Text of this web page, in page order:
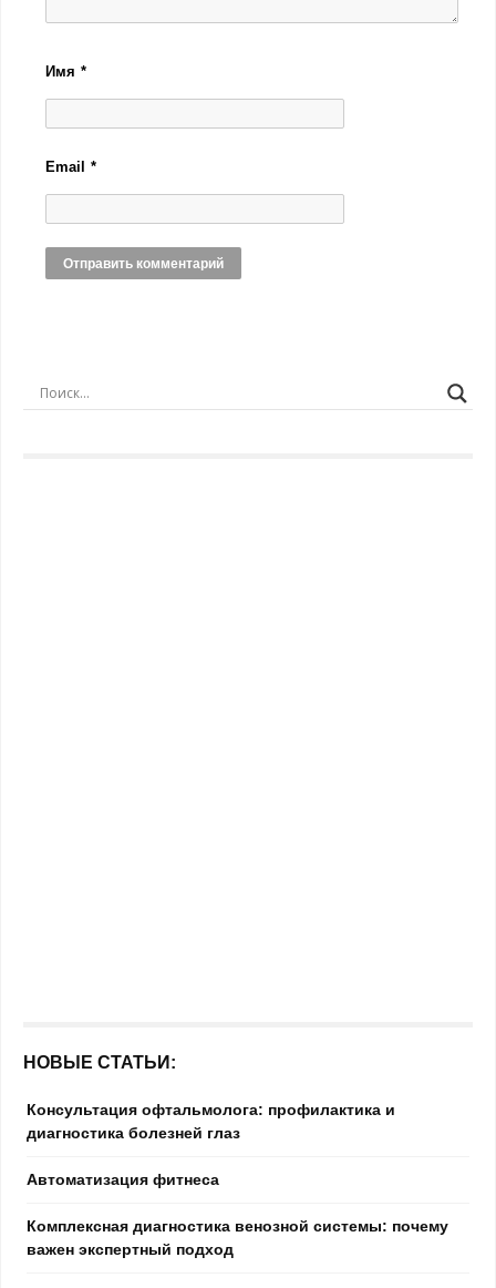
Имя*
Email*
НОВЫЕ СТАТЬИ:
Консультация офтальмолога: профилактика и
диагностика болезней глаз
Автоматизация фитнеса
Комплексная диагностика венозной системы: почему
важен экспертный подход